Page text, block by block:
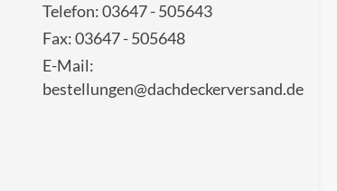
Telefon: 03647 - 505643
Fax: 03647 - 505648
E-Mail:
bestellungen@dachdeckerversand.de